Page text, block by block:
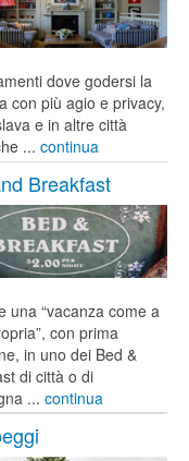
dove godersi la
con più agio e privacy,
e in altre città
... continua
Breakfast
una “vacanza come a
con prima
in uno dei Bed &
di città o di
... continua